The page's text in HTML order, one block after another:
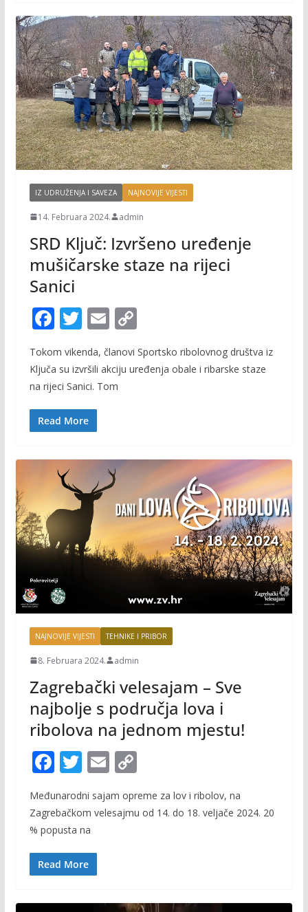
IZ UDRUŽENJA I SAVEZA NAJNOVIJE VIJESTI
14. Februara 2024. admin
SRD Ključ: Izvršeno uređenje
mušičarske staze na rijeci
Sanici
F
ac
e
b
o
o
T
w
itt
er
E
m
ai
l
C
p
Tokom vikenda, članovi Sportsko ribolovnog društva iz
Ključa su izvršili akciju uređenja obale i ribarske staze
na rijeci Sanici. Tom
Read More
NAJNOVIJE VIJESTI TEHNIKE I PRIBOR
8. Februara 2024. admin
Zagrebački velesajam – Sve
najbolje s područja lova i
ribolova na jednom mjestu!
F
ac
e
b
o
o
T
w
itt
er
E
m
ai
C
p
Međunarodni sajam opreme za lov i ribolov, na
Zagrebačkom velesajmu od 14. do 18. veljače 2024. 20
% popusta na
Read More